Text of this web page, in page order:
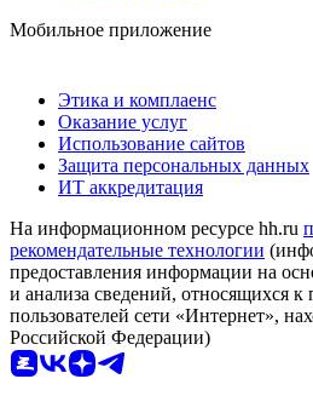
Мобильное приложение
Этика и комплаенс
Оказание услуг
Использование сайтов
Защита персональных данных
ИТ аккредитация
На информационном ресурсе hh.ru
рекомендательные технологии
предоставления информации на
и анализа сведений, относящихся к
пользователей сети «Интернет»,
Российской Федерации)